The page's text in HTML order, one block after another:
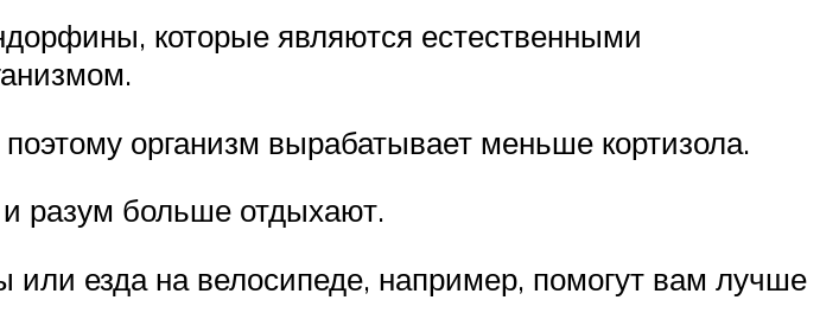
которые являются естественными
организм вырабатывает меньше кортизола.
разум больше отдыхают.
или езда на велосипеде, например, помогут вам лучше